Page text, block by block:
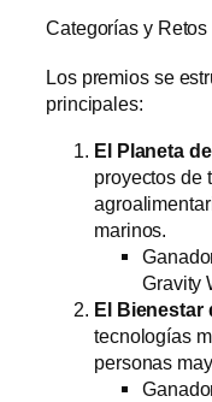
Categorías y Retos
Los premios se
principales:
El Planeta
proyectos de
marinos.
Gravity
El Bienestar
tecnologías
personas